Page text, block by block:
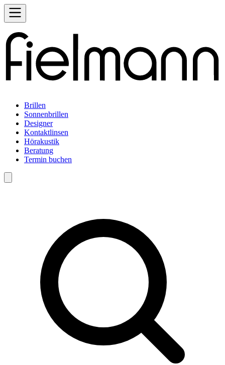
Brillen
Sonnenbrillen
Designer
Kontaktlinsen
Hörakustik
Beratung
Termin buchen